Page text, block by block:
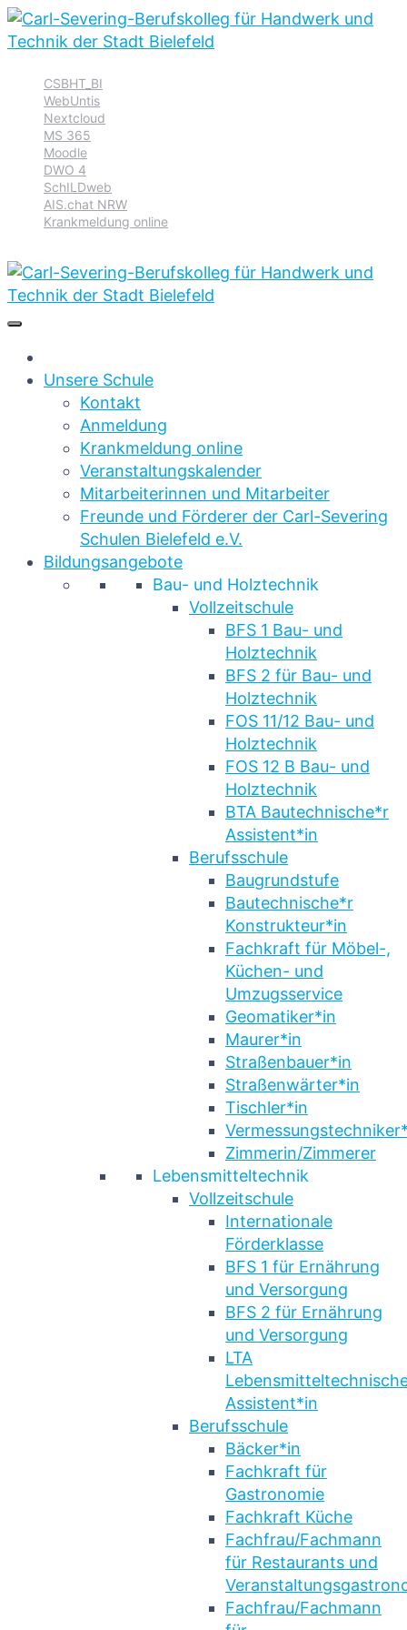
Hauptnavigation
springen
Inhalt
springen
Footer
springen
CSBHT_BI
WebUntis
Nextcloud
MS 365
Moodle
DWO 4
SchILDweb
AIS.chat NRW
Krankmeldung online
Unsere Schule
Kontakt
Anmeldung
Krankmeldung online
Veranstaltungskalender
Mitarbeiterinnen und Mitarbeiter
Freunde und Förderer der Carl-Severing
Schulen Bielefeld e.V.
Bildungsangebote
Bau- und Holztechnik
Vollzeitschule
BFS 1 Bau- und
Holztechnik
BFS 2 für Bau- und
Holztechnik
FOS 11/12 Bau- und
Holztechnik
FOS 12 B Bau- und
Holztechnik
BTA Bautechnische*r
Assistent*in
Berufsschule
Baugrundstufe
Bautechnische*r
Konstrukteur*in
Fachkraft für Möbel-,
Küchen- und
Umzugsservice
Geomatiker*in
Maurer*in
Straßenbauer*in
Straßenwärter*in
Tischler*in
Zimmerin/Zimmerer
Lebensmitteltechnik
Vollzeitschule
Internationale
Förderklasse
BFS 1 für Ernährung
und Versorgung
BFS 2 für Ernährung
und Versorgung
LTA
Assistent*in
Berufsschule
Bäcker*in
Fachkraft für
Gastronomie
Fachkraft Küche
Fachfrau/Fachmann
für Restaurants und
Fachfrau/Fachmann